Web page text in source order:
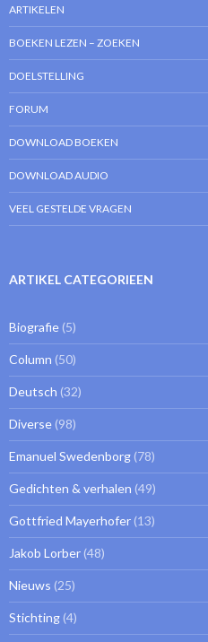
ARTIKELEN
BOEKEN LEZEN – ZOEKEN
DOELSTELLING
FORUM
DOWNLOAD BOEKEN
DOWNLOAD AUDIO
VEEL GESTELDE VRAGEN
ARTIKEL CATEGORIEEN
Biografie (5)
Column (50)
Deutsch (32)
Diverse (98)
Emanuel Swedenborg (78)
Gedichten & verhalen (49)
Gottfried Mayerhofer (13)
Jakob Lorber (48)
Nieuws (25)
Stichting (4)